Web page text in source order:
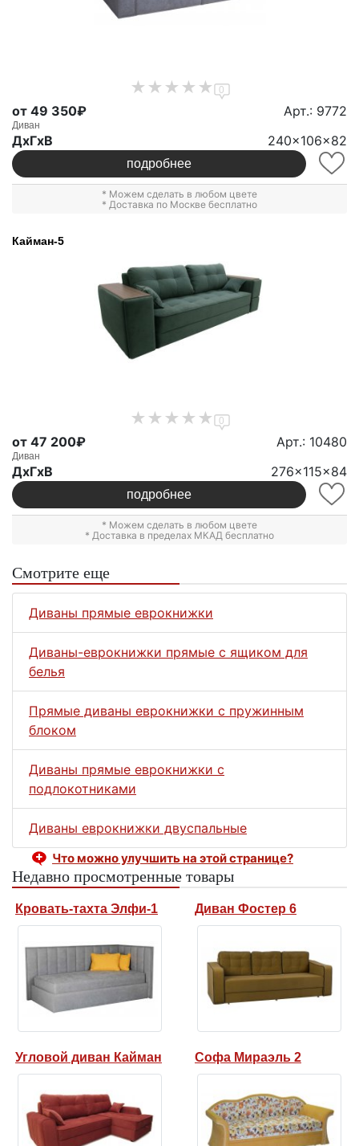
0
от 49 350₽ Арт.: 9772
Диван
ДxГxВ 240x106x82
подробнее
* Можем сделать в любом цвете
* Доставка по Москве бесплатно
Кайман-5
0
от 47 200₽ Арт.: 10480
Диван
ДxГxВ 276x115x84
подробнее
* Можем сделать в любом цвете
* Доставка в пределах МКАД бесплатно
Смотрите еще
Диваны прямые еврокнижки
Диваны-еврокнижки прямые с ящиком для
белья
Прямые диваны еврокнижки с пружинным
блоком
Диваны прямые еврокнижки с
подлокотниками
Диваны еврокнижки двуспальные
Что можно улучшить на этой странице?
Недавно просмотренные товары
Кровать-тахта Элфи-1 Диван Фостер 6
Угловой диван Кайман Софа Мираэль 2